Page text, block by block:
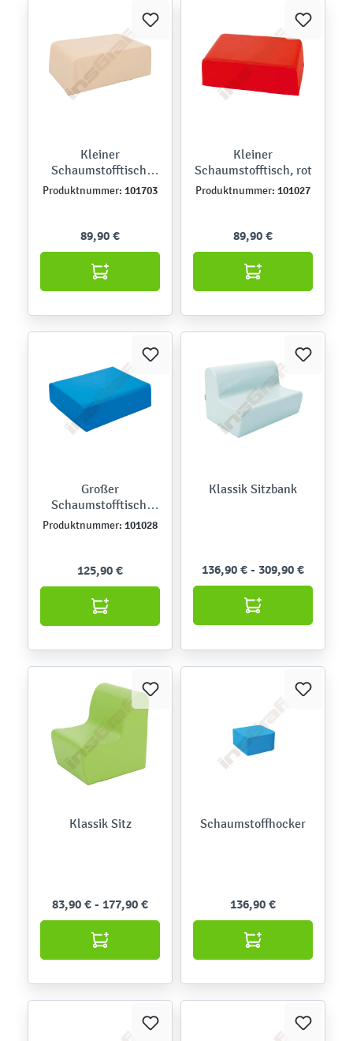
Kleiner
Schaumstofftisch,
beige
Produktnummer: 101703
89,90 €
Kleiner
Schaumstofftisch, rot
Produktnummer: 101027
89,90 €
Großer
Schaumstofftisch,
blau
Produktnummer: 101028
125,90 €
Klassik Sitzbank
136,90 € - 309,90 €
Klassik Sitz
83,90 € - 177,90 €
Schaumstoffhocker
136,90 €